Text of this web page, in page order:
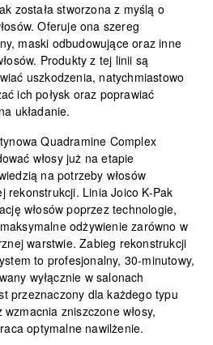
została stworzona z myślą o
Oferuje ona szereg
maski odbudowujące oraz inne
Produkty z tej linii są
uszkodzenia, natychmiastowo
ich połysk oraz poprawiać
układanie​​.
Quadramine Complex
włosy już na etapie
na potrzeby włosów
rekonstrukcji​​. Linia Joico K-Pak
włosów poprzez technologie,
odżywienie zarówno w
warstwie​​. Zabieg rekonstrukcji
to profesjonalny, 30-minutowy,
wyłącznie w salonach
przeznaczony dla każdego typu
zniszczone włosy,
optymalne nawilżenie​​.